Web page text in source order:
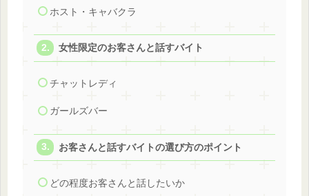
ホスト・キャバクラ
女性限定のお客さんと話すバイト
チャットレディ
ガールズバー
お客さんと話すバイトの選び方のポイント
どの程度お客さんと話したいか